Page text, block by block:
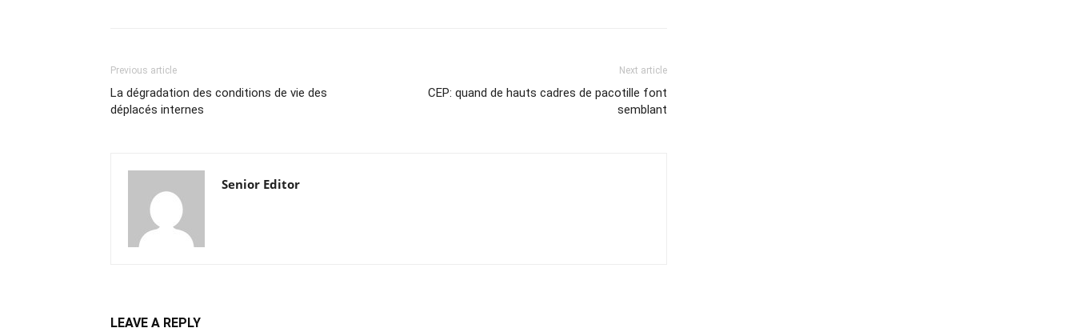
Previous article
La dégradation des conditions de vie des
déplacés internes
Next article
CEP: quand de hauts cadres de pacotille font
semblant
Senior Editor
LEAVE A REPLY